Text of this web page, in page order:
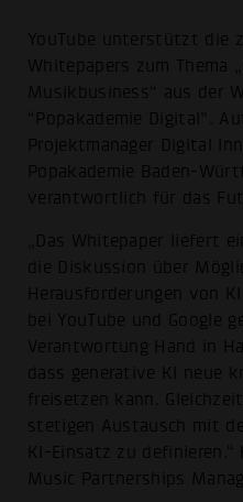
YouTube unterstützt die
Whitepapers zum Thema
Musikbusiness“ aus der
“Popakademie Digital”.
Projektmanager Digital
Popakademie Baden-
verantwortlich für das
„Das Whitepaper liefert
die Diskussion über
Herausforderungen von
bei YouTube und Google
Verantwortung Hand in
dass generative KI neue
freisetzen kann.
stetigen Austausch mit
KI-Einsatz zu definieren.“
Music Partnerships